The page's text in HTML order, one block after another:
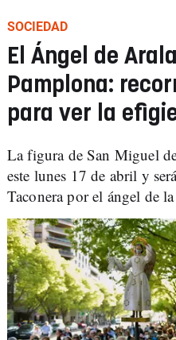
SOCIEDAD
El Ángel de
Pamplona:
para ver la
La figura de San Miguel
este lunes 17 de abril y
Taconera por el ángel de